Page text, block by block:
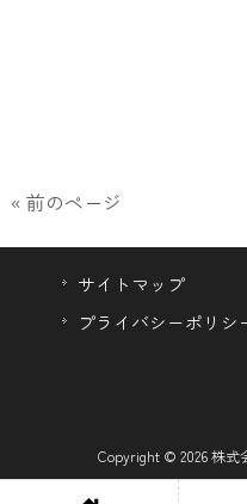
« 前のページ
サイトマップ
プライバシーポリシ
Copyright © 2026 株式